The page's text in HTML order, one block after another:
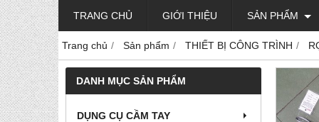
TRANG CHỦ GIỚI THIỆU SẢN PHẨM
Trang chủ Sản phẩm THIẾT BỊ CÔNG TRÌNH
DANH MỤC SẢN PHẨM
DỤNG CỤ CẦM TAY